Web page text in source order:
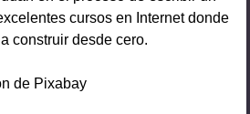
cursos en Internet donde
construir desde cero.
de Pixabay